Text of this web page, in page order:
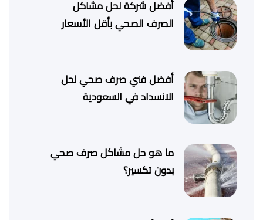
أفضل شركة لحل مشاكل
الصرف الصحي بأقل الأسعار
أفضل فني صرف صحي لحل
الانسداد في السعودية
ما هو حل مشاكل صرف صحي
بدون تكسير؟